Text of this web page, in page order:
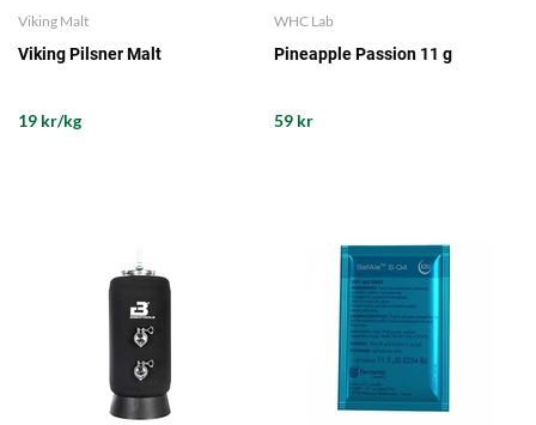
Viking Malt
Viking Pilsner Malt
19 kr/kg
WHC Lab
Pineapple Passion 11 g
59 kr